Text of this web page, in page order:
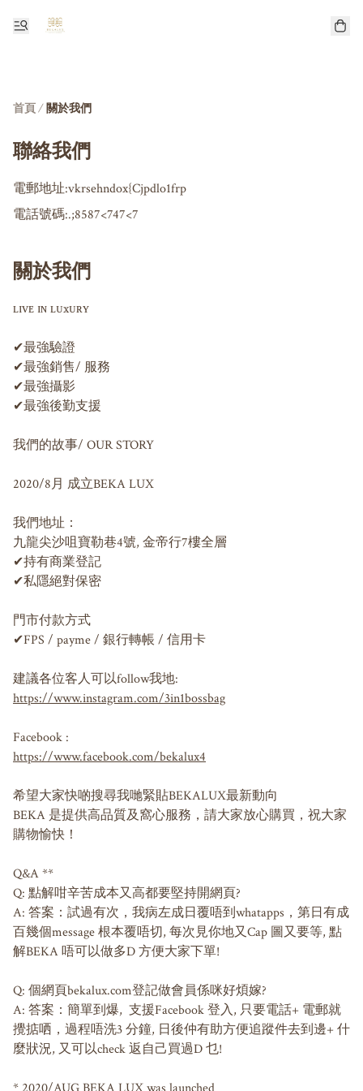
首頁/ 關於我們
聯絡我們
電郵地址:vkrsehndox{Cjpdlo1frp
電話號碼:.;8587<747<7
關於我們
ʟɪᴠᴇ ɪɴ ʟᴜxᴜʀʏ
✔︎最強驗證
✔︎最強銷售/ 服務
✔︎最強攝影
✔︎最強後勤支援
我們的故事/ OUR STORY
2020/8月 成立BEKA LUX
我們地址：
九龍尖沙咀寶勒巷4號, 金帝行7樓全層
✔︎持有商業登記
✔︎私隱絕對保密
門市付款方式
✔︎FPS / payme / 銀行轉帳 / 信用卡
https://www.instagram.com/3in1bossbag
https://www.facebook.com/bekalux4
希望大家快啲搜尋我哋緊貼BEKALUX最新動向
BEKA 是提供高品質及窩心服務，請大家放心購買，祝大家
購物愉快！
Q&A **
Q: 點解咁辛苦成本又高都要堅持開網頁?
A: 答案：試過有次，我病左成日覆唔到whatapps，第日有成
百幾個message 根本覆唔切, 每次見你地又Cap 圖又要等, 點
解BEKA 唔可以做多D 方便大家下單!
Q: 個網頁bekalux.com登記做會員係咪好煩嫁?
A: 答案：簡單到爆,  支援Facebook 登入, 只要電話+ 電郵就
攪掂哂，過程唔洗3 分鐘, 日後仲有助方便追蹤件去到邊+ 什
麼狀況, 又可以check 返自己買過D 乜!